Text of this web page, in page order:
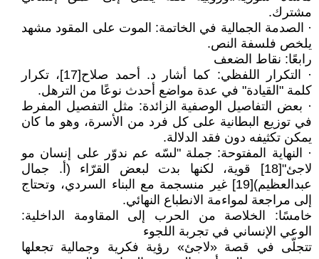
مشترك.
· الصدمة الجمالية في الخاتمة: الموت على المقود مشهد
يلخص فلسفة النص.
رابعًا: نقاط الضعف
· التكرار اللفظي: كما أشار د. أحمد صلاح[17]، تكرار
كلمة "القيادة" في عدة مواضع أحدث نوعًا من الترهل.
· بعض التفاصيل الوصفية الزائدة: مثل التفصيل المفرط
في توزيع البطانية على كل فرد من الأسرة، وهو ما كان
يمكن تكثيفه دون فقد الدلالة.
· النهاية المفتوحة: جملة "لسّه عم ندوّر على إنسان مو
لاجئ"[18] قوية، لكنها بدت لبعض القرّاء (أ. جمال
عبدالعظيم)[19] غير منسجمة مع البناء السردي، وتحتاج
إلى مراجعة لمواءمة الانطباع النهائي.
خامسًا: الخلاصة من الحرب إلى المقاومة الداخلية:
الوعي الإنساني في تجربة اللجوء
تتجلّى في قصة «لاجئ» رؤية فكرية وجمالية تجعلها